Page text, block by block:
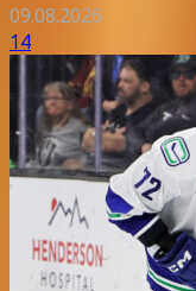
09.08.2026
14